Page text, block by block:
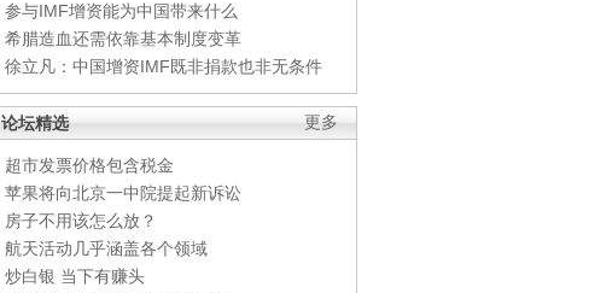
参与IMF增资能为中国带来什么
希腊造血还需依靠基本制度变革
徐立凡：中国增资IMF既非捐款也非无条件
更多
论坛精选
超市发票价格包含税金
苹果将向北京一中院提起新诉讼
房子不用该怎么放？
航天活动几乎涵盖各个领域
炒白银 当下有赚头